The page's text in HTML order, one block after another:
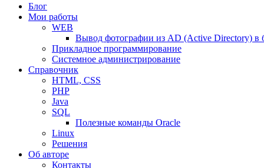
Блог
Мои работы
WEB
Вывод фотографии из AD (Active Directory) в
Прикладное программирование
Системное администрирование
Справочник
HTML, CSS
PHP
Java
SQL
Полезные команды Oracle
Linux
Решения
Об авторе
Контакты